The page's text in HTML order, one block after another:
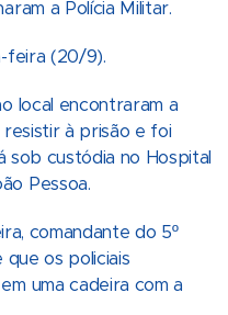
a Polícia Militar.
feira (20/9).
local encontraram a
à prisão e foi
sob custódia no Hospital
Pessoa.
comandante do 5º
que os policiais
uma cadeira com a